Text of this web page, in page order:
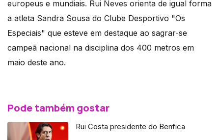
europeus e mundiais. Rui Neves orienta de igual forma
a atleta Sandra Sousa do Clube Desportivo "Os
Especiais" que esteve em destaque ao sagrar-se
campeã nacional na disciplina dos 400 metros em
maio deste ano.
Pode também gostar
Rui Costa presidente do Benfica